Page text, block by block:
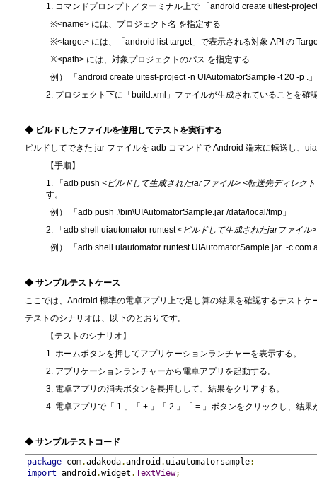
1. コマンドプロンプト／ターミナル上で 「android create uitest-
※<name> には、プロジェクト名 を指定する
※<target> には、「android list target」で表示される対象 API の
※<path> には、対象プロジェクトのパス を指定する
例） 「android create uitest-project -n UIAutomatorSample -t 20 -p .」
2. プロジェクト下に「build.xml」ファイルが生成されていることを
◆ ビルドしたファイルを使用してテストを実行する
ビルドしてできた jar ファイルを adb コマンドで Android 端末に転送し、
【手順】
1. 「adb push <ビルドして生成されたjarファイル> <転送先ディレク
す。
例） 「adb push .\bin\UIAutomatorSample.jar /data/local/tmp」
2. 「adb shell uiautomator runtest<ビルドして生成されたjarファイル>
例） 「adb shell uiautomator runtest UIAutomatorSample.jar -c
◆ サンプルテストケース
ここでは、Android 標準の電卓アプリ上で足し算の結果を確認するテストケ
テストのシナリオは、以下のとおりです。
【テストのシナリオ】
1. ホームボタンを押してアプリケーションランチャーを表示する。
2. アプリケーションランチャーから電卓アプリを起動する。
3. 電卓アプリの消去ボタンを長押しして、結果をクリアする。
4. 電卓アプリで「 1 」「 + 」「 2 」「 = 」ボタンをクリックし、結
◆ サンプルテストコード
package com.adakoda.android . uiautomatorsample;
import android .widget .TextView;